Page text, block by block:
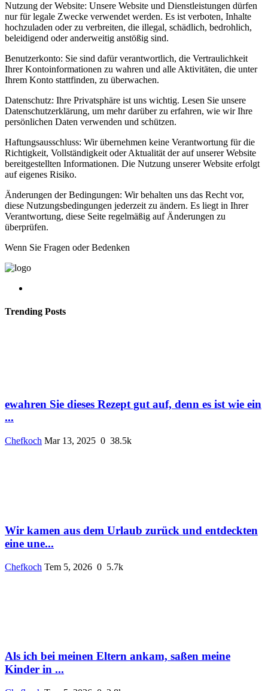
Nutzung der Website: Unsere Website und Dienstleistungen dürfen
nur für legale Zwecke verwendet werden. Es ist verboten, Inhalte
hochzuladen oder zu verbreiten, die illegal, schädlich, bedrohlich,
beleidigend oder anderweitig anstößig sind.
Benutzerkonto: Sie sind dafür verantwortlich, die Vertraulichkeit
Ihrer Kontoinformationen zu wahren und alle Aktivitäten, die unter
Ihrem Konto stattfinden, zu überwachen.
Datenschutz: Ihre Privatsphäre ist uns wichtig. Lesen Sie unsere
Datenschutzerklärung, um mehr darüber zu erfahren, wie wir Ihre
persönlichen Daten verwenden und schützen.
Haftungsausschluss: Wir übernehmen keine Verantwortung für die
Richtigkeit, Vollständigkeit oder Aktualität der auf unserer Website
bereitgestellten Informationen. Die Nutzung unserer Website erfolgt
auf eigenes Risiko.
Änderungen der Bedingungen: Wir behalten uns das Recht vor,
diese Nutzungsbedingungen jederzeit zu ändern. Es liegt in Ihrer
Verantwortung, diese Seite regelmäßig auf Änderungen zu
überprüfen.
Wenn Sie Fragen oder Bedenken
Trending Posts
ewahren Sie dieses Rezept gut auf, denn es ist wie ein
...
Chefkoch Mar 13, 2025 0 38.5k
Wir kamen aus dem Urlaub zurück und entdeckten
eine une...
Chefkoch Tem 5, 2026 0 5.7k
Als ich bei meinen Eltern ankam, saßen meine
Kinder in ...